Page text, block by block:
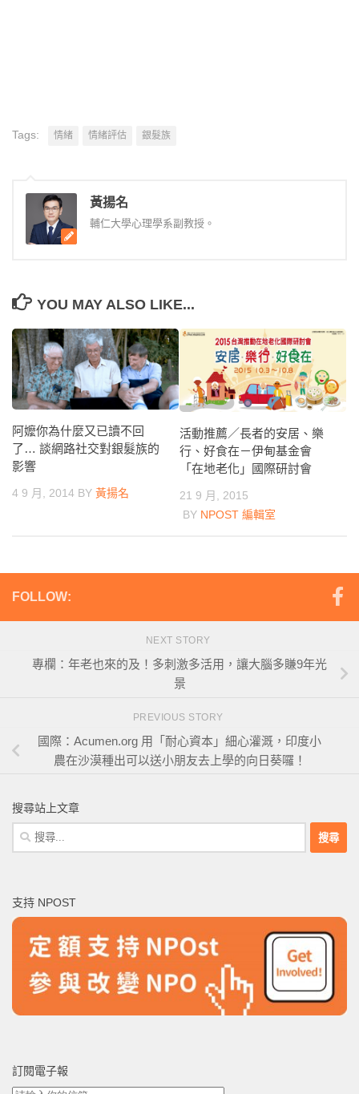
Tags: 情緒 情緒評估 銀髮族
黃揚名
輔仁大學心理學系副教授。
YOU MAY ALSO LIKE...
阿嬤你為什麼又已讀不回
了… 談網路社交對銀髮族的
影響
4 9 月, 2014 BY 黃揚名
活動推薦／長者的安居、樂
行、好食在－伊甸基金會
「在地老化」國際研討會
21 9 月, 2015
BY NPOST 編輯室
FOLLOW:
NEXT STORY
專欄：年老也來的及！多刺激多活用，讓大腦多賺9年光
景
PREVIOUS STORY
國際：Acumen.org 用「耐心資本」細心灌溉，印度小
農在沙漠種出可以送小朋友去上學的向日葵囉！
搜尋站上文章
搜
尋
字:
支持 NPOST
訂閱電子報